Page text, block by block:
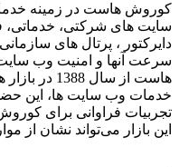
کوروش هاست در زمینه
سایت های شرکتی،
دایرکتور ، پرتال های
سرعت آنها و امنیت وب
هاست از سال
خدمات وب سایت ها، این
تجربیات فراوانی برای
این بازار می‌تواند نشان از